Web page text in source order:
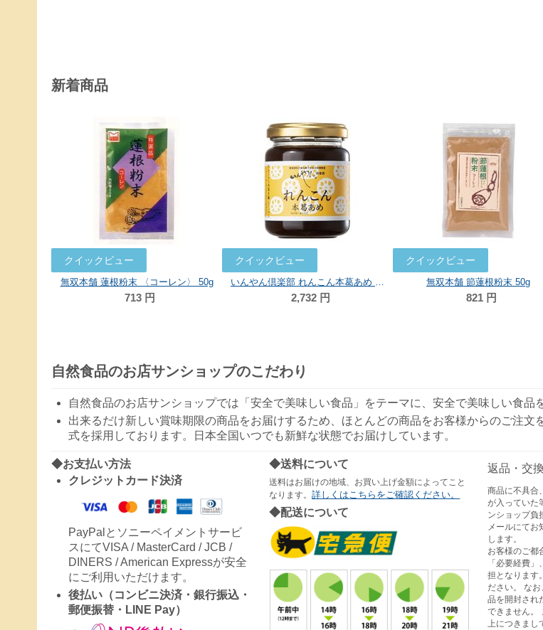
新着商品
クイックビュー
無双本舗 蓮根粉末 〈コーレン〉 50g
713 円
クイックビュー
いんやん倶楽部 れんこん本葛あめ 150g
2,732 円
クイックビュー
無双本舗 節蓮根粉末 50g
821 円
自然食品のお店サンショップのこだわり
自然食品のお店サンショップでは「安全で美味しい食品」をテーマに、安全で美味しい食品
出来るだけ新しい賞味期限の商品をお届けするため、ほとんどの商品をお客様からのご注
式を採用しております。日本全国いつでも新鮮な状態でお届けしています。
◆お支払い方法
クレジットカード決済
PayPalとソニーペイメントサービ
スにてVISA / MasterCard / JCB /
DINERS / American Expressが安全
にご利用いただけます。
後払い（コンビニ決済・銀行振込・
郵便振替・LINE Pay）
◆送料について
送料はお届けの地域、お買い上げ金額によってこと
なります。詳しくはこちらをご確認ください。
◆配送について
返品・交換
商品に不具合
が入っていた
ンショップ負
メールにてお
します。
お客様のご都
「必要経費
担となります
ださい。 な
品を開封され
できません。
上につきまし